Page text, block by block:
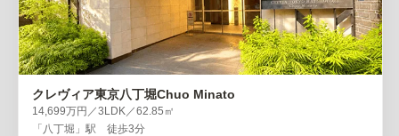
クレヴィア東京八丁堀Chuo Minato
14,699万円／3LDK／62.85㎡
「八丁堀」駅 徒歩3分